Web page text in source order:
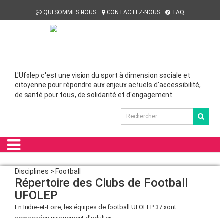
QUI SOMMES NOUS CONTACTEZ-NOUS FAQ
L'Ufolep c'est une vision du sport à dimension sociale et
citoyenne pour répondre aux enjeux actuels d'accessibilité,
de santé pour tous, de solidarité et d'engagement.
Disciplines > Football
Répertoire des Clubs de Football
UFOLEP
En Indre-et-Loire, les équipes de football UFOLEP 37 sont